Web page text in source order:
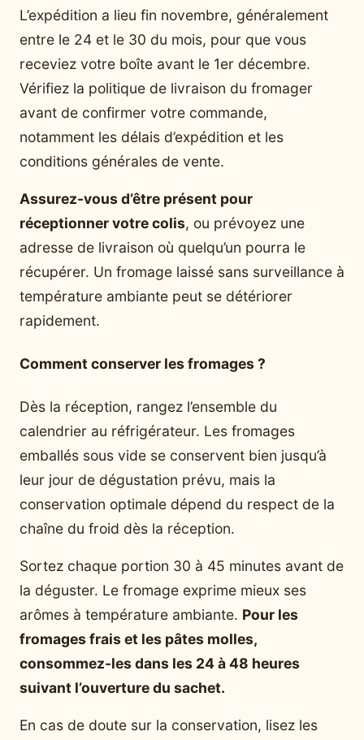
L’expédition a lieu fin novembre, généralement
entre le 24 et le 30 du mois, pour que vous
receviez votre boîte avant le 1er décembre.
Vérifiez la politique de livraison du fromager
avant de confirmer votre commande,
notamment les délais d’expédition et les
conditions générales de vente.
Assurez-vous d’être présent pour
réceptionner votre colis, ou prévoyez une
adresse de livraison où quelqu’un pourra le
récupérer. Un fromage laissé sans surveillance à
température ambiante peut se détériorer
rapidement.
Comment conserver les fromages ?
Dès la réception, rangez l’ensemble du
calendrier au réfrigérateur. Les fromages
emballés sous vide se conservent bien jusqu’à
leur jour de dégustation prévu, mais la
conservation optimale dépend du respect de la
chaîne du froid dès la réception.
Sortez chaque portion 30 à 45 minutes avant de
la déguster. Le fromage exprime mieux ses
arômes à température ambiante. Pour les
fromages frais et les pâtes molles,
consommez-les dans les 24 à 48 heures
suivant l’ouverture du sachet.
En cas de doute sur la conservation, lisez les